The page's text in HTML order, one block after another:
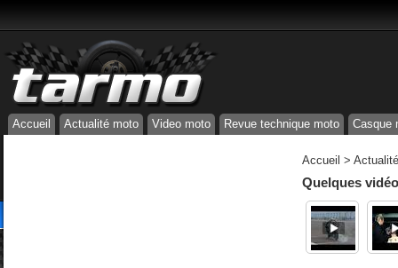
Accueil Actualité moto Video moto Revue technique moto Casque
Accueil >
Quelques